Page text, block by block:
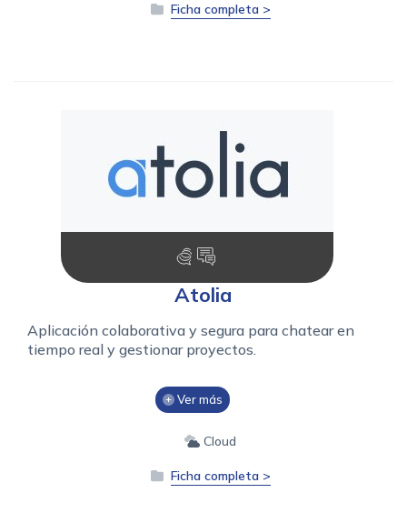
Ficha completa >
Atolia
Aplicación colaborativa y segura para chatear en
tiempo real y gestionar proyectos.
Ver más
Cloud
Ficha completa >